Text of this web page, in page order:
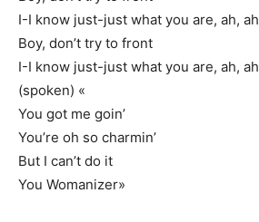
I-I know just-just what you are, ah, ah
Boy, don’t try to front
I-I know just-just what you are, ah, ah
(spoken) «
You got me goin’
You’re oh so charmin’
But I can’t do it
You Womanizer»